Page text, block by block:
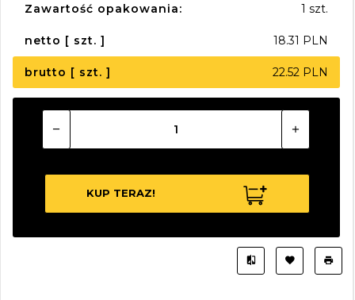
Zawartość opakowania: 1 szt.
netto [ szt. ] 18.31 PLN
brutto [ szt. ] 22.52 PLN
KUP TERAZ!